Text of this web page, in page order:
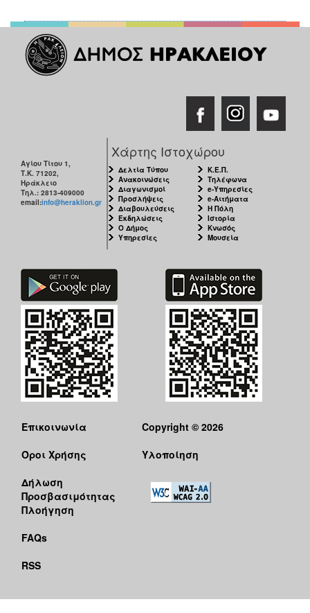
Αγίου Τίτου 1,
Τ.Κ. 71202,
Ηράκλειο
Τηλ.: 2813-409000
email:info@heraklion.gr
Χάρτης Ιστοχώρου
Δελτία Τύπου
Ανακοινώσεις
Διαγωνισμοί
Προσλήψεις
Διαβουλεύσεις
Εκδηλώσεις
Ο Δήμος
Υπηρεσίες
Κ.Ε.Π.
Τηλέφωνα
e-Υπηρεσίες
e-Αιτήματα
Η Πόλη
Ιστορία
Κνωσός
Μουσεία
Επικοινωνία
Όροι Χρήσης
Δήλωση
Προσβασιμότητας
Πλοήγηση
FAQs
RSS
Copyright © 2026
Υλοποίηση